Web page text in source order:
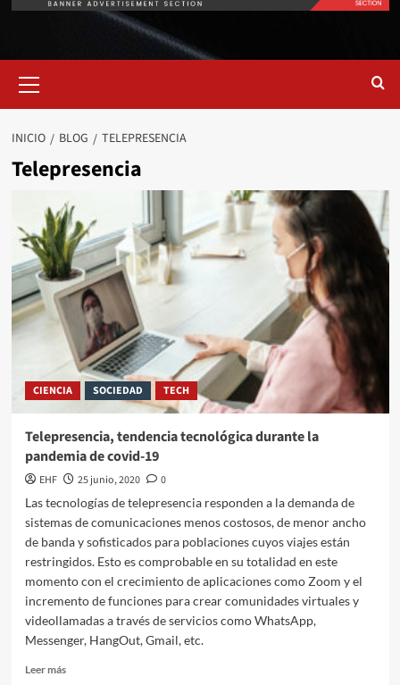
INICIO BLOG TELEPRESENCIA
Telepresencia
CIENCIA SOCIEDAD TECH
Telepresencia, tendencia tecnológica durante la
pandemia de covid-19
EHF 25 junio, 2020
0
Las tecnologías de telepresencia responden a la demanda de
sistemas de comunicaciones menos costosos, de menor ancho
de banda y sofisticados para poblaciones cuyos viajes están
restringidos. Esto es comprobable en su totalidad en este
momento con el crecimiento de aplicaciones como Zoom y el
incremento de funciones para crear comunidades virtuales y
videollamadas a través de servicios como WhatsApp,
Messenger, HangOut, Gmail, etc.
Leer más